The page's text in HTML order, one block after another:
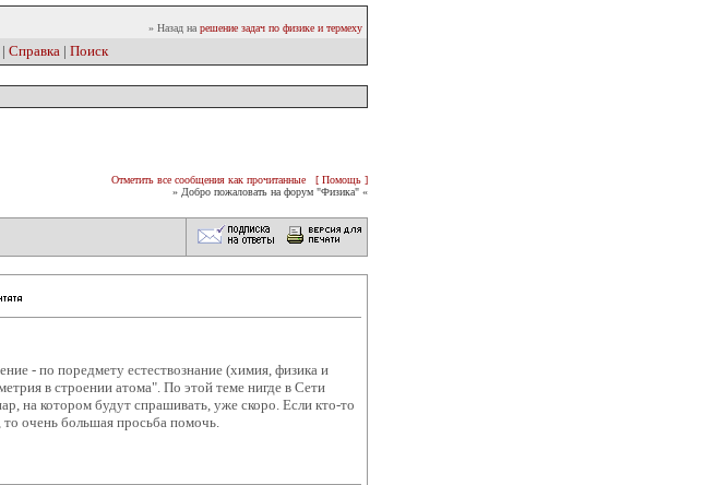
» Назад на решение задач по физике и термеху
| Справка | Поиск
Отметить все сообщения как прочитанные
[ Помощь ]
» Добро пожаловать на форум "Физика" «
- по поредмету естествознание (химия, физика и
в строении атома". По этой теме нигде в Сети
на котором будут спрашивать, уже скоро. Если кто-то
очень большая просьба помочь.